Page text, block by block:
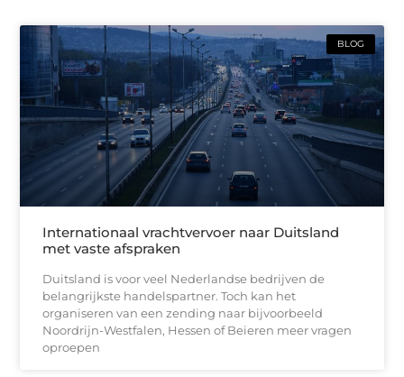
BLOG
Internationaal vrachtvervoer naar Duitsland
met vaste afspraken
Duitsland is voor veel Nederlandse bedrijven de
belangrijkste handelspartner. Toch kan het
organiseren van een zending naar bijvoorbeeld
Noordrijn-Westfalen, Hessen of Beieren meer vragen
oproepen